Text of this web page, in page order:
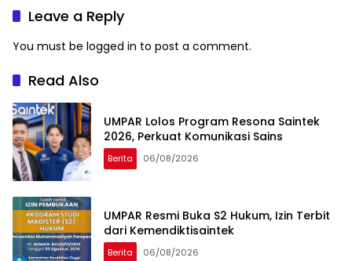
Leave a Reply
You must be logged in to post a comment.
Read Also
UMPAR Lolos Program Resona Saintek
2026, Perkuat Komunikasi Sains
Berita 06/08/2026
UMPAR Resmi Buka S2 Hukum, Izin Terbit
dari Kemendiktisaintek
Berita 06/08/2026